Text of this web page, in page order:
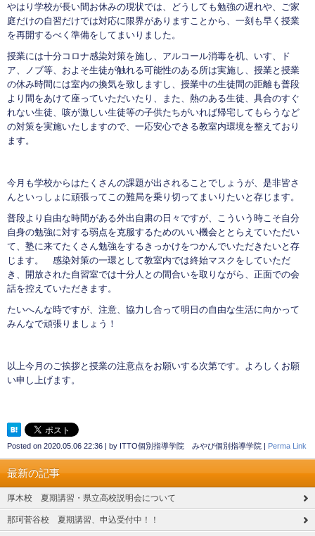
やはり学校が長い間お休みの現状では、どうしても勉強の遅れや、ご家
庭だけの自習だけでは対応に限界がありますことから、一刻も早く授業
を再開するべく準備をしてまいりました。
授業には十分コロナ感染対策を施し、アルコール消毒を机、いす、ド
ア、ノブ等、およそ生徒が触れる可能性のある所は実施し、授業と授業
の休み時間には室内の換気を致しますし、授業中の生徒間の距離も普段
より間をあけて座っていただいたり、また、熱のある生徒、具合のすぐ
れない生徒、咳が激しい生徒等の子供たちがいれば帰宅してもらうなど
の対策を実施いたしますので、一応安心できる教室内環境を整えており
ます。
今月も学校からはたくさんの課題が出されることでしょうが、是非皆さ
んといっしょに頑張ってこの難局を乗り切ってまいりたいと存じます。
普段より自由な時間がある外出自粛の日々ですが、こういう時こそ自分
自身の勉強に対する弱点を克服するためのいい機会ととらえていただい
て、塾に来てたくさん勉強をするきっかけをつかんでいただきたいと存
じます。 感染対策の一環として教室内では終始マスクをしていただ
き、開放された自習室では十分人との間合いを取りながら、正面での会
話を控えていただきます。
たいへんな時ですが、注意、協力し合って明日の自由な生活に向かって
みんなで頑張りましょう！
以上今月のご挨拶と授業の注意点をお願いする次第です。よろしくお願
い申し上げます。
Posted on 2020.05.06 22:36 | by ITTO個別指導学院 みやび個別指導学院 | Perma Link
最新の記事
厚木校 夏期講習・県立高校説明会について
那珂菅谷校 夏期講習、申込受付中！！